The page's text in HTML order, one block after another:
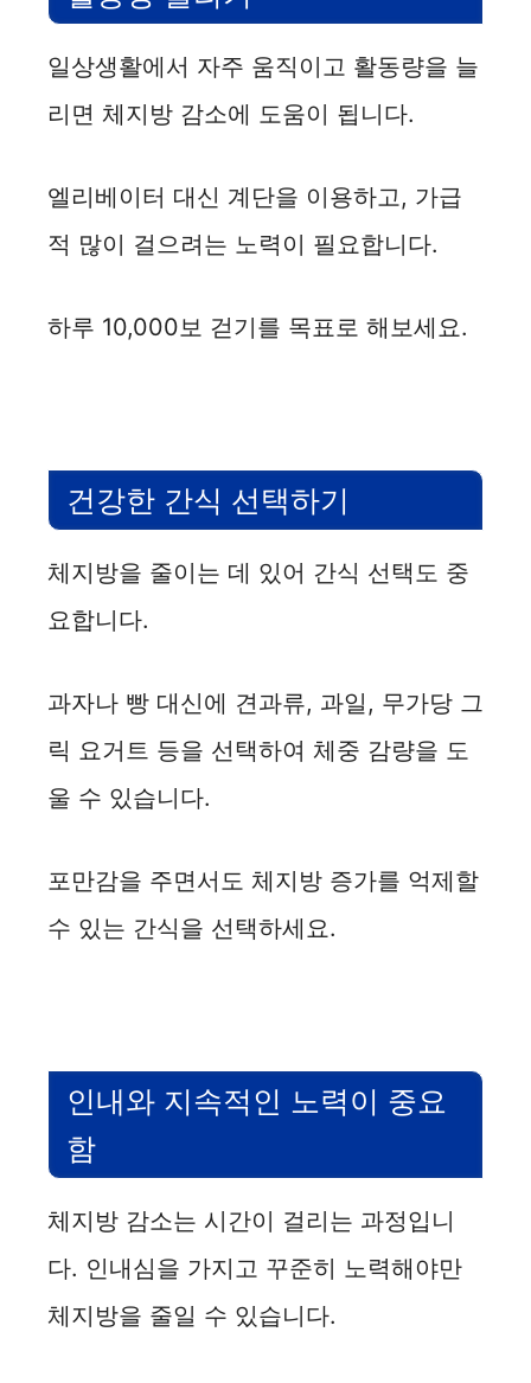
일상생활에서 자주 움직이고 활동량을 늘
리면 체지방 감소에 도움이 됩니다.
엘리베이터 대신 계단을 이용하고, 가급
적 많이 걸으려는 노력이 필요합니다.
하루 10,000보 걷기를 목표로 해보세요.
건강한 간식 선택하기
체지방을 줄이는 데 있어 간식 선택도 중
요합니다.
과자나 빵 대신에 견과류, 과일, 무가당 그
릭 요거트 등을 선택하여 체중 감량을 도
울 수 있습니다.
포만감을 주면서도 체지방 증가를 억제할
수 있는 간식을 선택하세요.
인내와 지속적인 노력이 중요
함
체지방 감소는 시간이 걸리는 과정입니
다. 인내심을 가지고 꾸준히 노력해야만
체지방을 줄일 수 있습니다.